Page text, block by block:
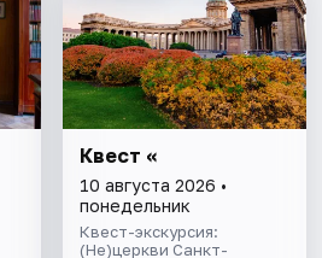
Квест «
10 августа 2026 •
понедельник
Квест-экскурсия:
(Не)церкви Санкт-